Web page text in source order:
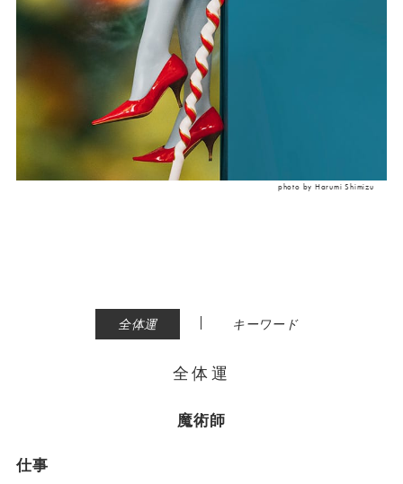
photo by Harumi Shimizu
全体運 | キーワード
全体運
魔術師
仕事